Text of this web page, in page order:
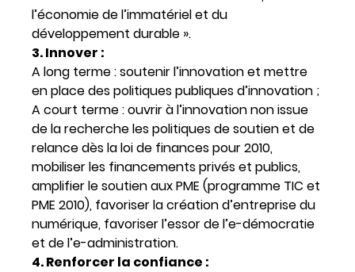
l’économie de l’immatériel et du
développement durable ».
3. Innover :
A long terme : soutenir l’innovation et mettre
en place des politiques publiques d’innovation ;
A court terme : ouvrir à l’innovation non issue
de la recherche les politiques de soutien et de
relance dès la loi de finances pour 2010,
mobiliser les financements privés et publics,
amplifier le soutien aux PME (programme TIC et
PME 2010), favoriser la création d’entreprise du
numérique, favoriser l’essor de l’e-démocratie
et de l’e-administration.
4. Renforcer la confiance :